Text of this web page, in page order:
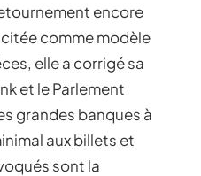
encore
comme modèle
elle a corrigé sa
et le Parlement
grandes banques à
aux billets et
sont la